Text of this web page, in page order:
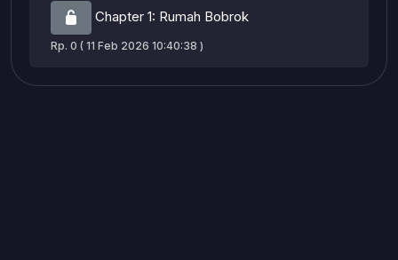
Chapter 1: Rumah Bobrok
Rp. 0 ( 11 Feb 2026 10:40:38 )